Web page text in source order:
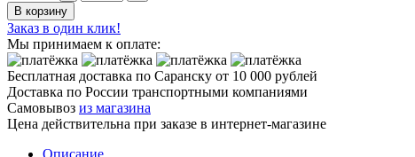
В корзину
Заказ в один клик!
Мы принимаем к оплате:
Бесплатная доставка по Саранску от 10 000 рублей
Доставка по России транспортными компаниями
Самовывоз из магазина
Цена действительна при заказе в интернет-магазине
Описание